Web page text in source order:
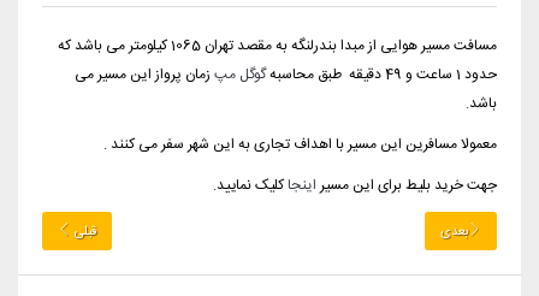
مسافت مسیر هوایی از مبدا بندرلنگه به مقصد تهران 1065 کیلومتر می باشد که
حدود 1 ساعت و 49 دقیقه طبق محاسبه
گوگل مپ زمان پرواز این مسیر می
باشد.
معمولا مسافرین این مسیر با اهداف تجاری به این شهر سفر می کنند .
جهت خرید بلیط برای این مسیر اینجاکلیک نمایید.
بعدی قبلی